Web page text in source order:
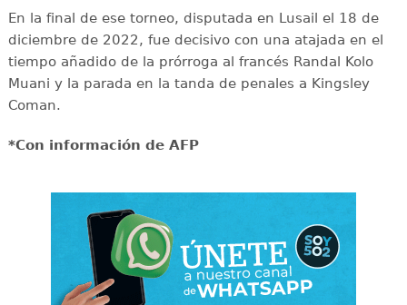
En la final de ese torneo, disputada en Lusail el 18 de
diciembre de 2022, fue decisivo con una atajada en el
tiempo añadido de la prórroga al francés Randal Kolo
Muani y la parada en la tanda de penales a Kingsley
Coman.
*Con información de AFP